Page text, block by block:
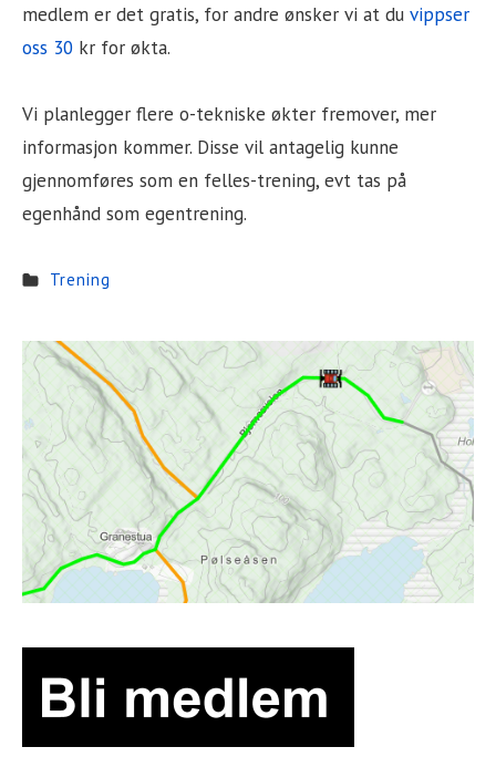
medlem er det gratis, for andre ønsker vi at du vippser
oss 30 kr for økta.
Vi planlegger flere o-tekniske økter fremover, mer
informasjon kommer. Disse vil antagelig kunne
gjennomføres som en felles-trening, evt tas på
egenhånd som egentrening.
Trening
Sidebar
Widget
Area